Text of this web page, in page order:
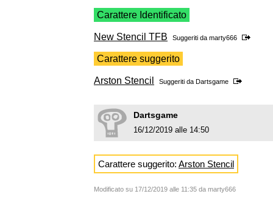
Carattere Identificato
New Stencil TFB Suggeriti da marty666
Carattere suggerito
Arston Stencil Suggeriti da Dartsgame
Dartsgame
16/12/2019 alle 14:50
Carattere suggerito: Arston Stencil
Modificato su 17/12/2019 alle 11:35 da marty666